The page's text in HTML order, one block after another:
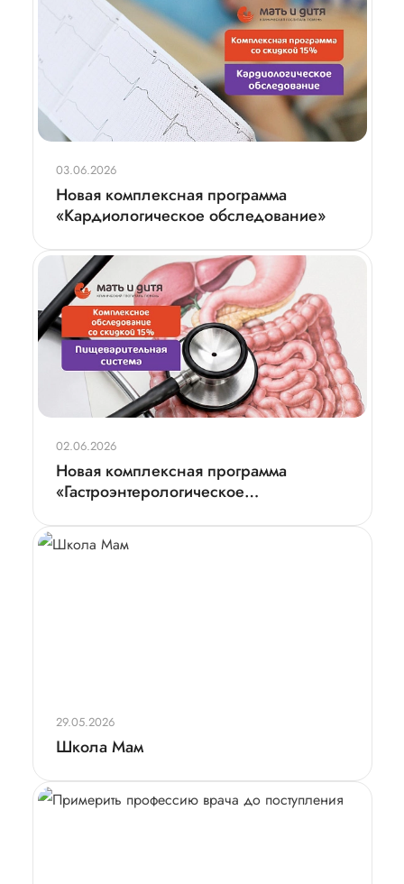
03.06.2026
Новая комплексная программа
«Кардиологическое обследование»
02.06.2026
Новая комплексная программа
«Гастроэнтерологическое
система»
29.05.2026
Школа Мам